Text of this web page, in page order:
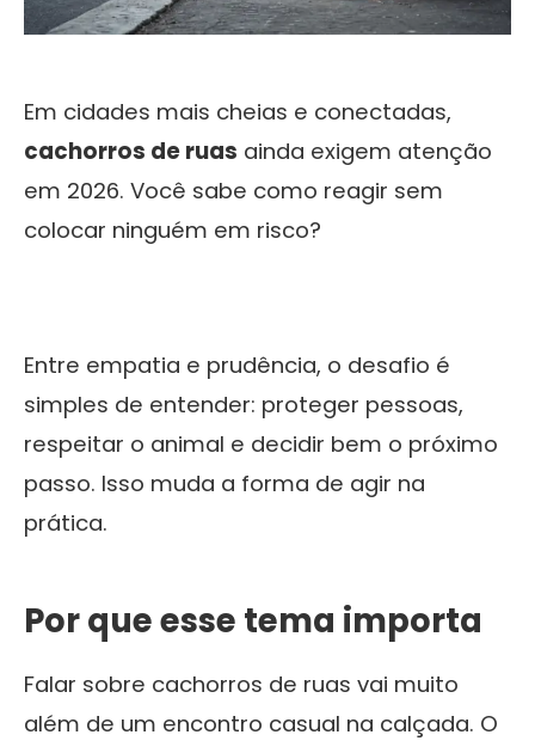
Em cidades mais cheias e conectadas,
cachorros de ruas ainda exigem atenção
em 2026. Você sabe como reagir sem
colocar ninguém em risco?
Entre empatia e prudência, o desafio é
simples de entender: proteger pessoas,
respeitar o animal e decidir bem o próximo
passo. Isso muda a forma de agir na
prática.
Por que esse tema importa
Falar sobre cachorros de ruas vai muito
além de um encontro casual na calçada. O